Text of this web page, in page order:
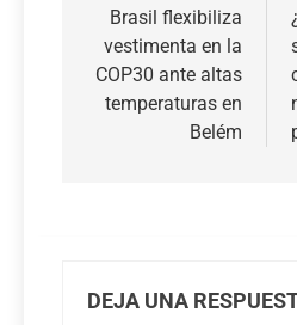
de
entradas
Brasil flexibiliza
vestimenta en la
COP30 ante altas
temperaturas en
Belém
DEJA UNA